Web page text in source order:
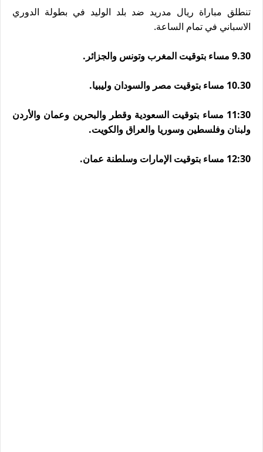
تنطلق مباراة ريال مدريد ضد بلد الوليد في بطولة الدوري
الاسباني في تمام الساعة.
9.30 مساء بتوقيت المغرب وتونس والجزائر.
10.30 مساء بتوقيت مصر والسودان وليبيا.
11:30 مساء بتوقيت السعودية وقطر والبحرين وعمان والأردن
ولبنان وفلسطين وسوريا والعراق والكويت.
12:30 مساء بتوقيت الإمارات وسلطنة عمان.